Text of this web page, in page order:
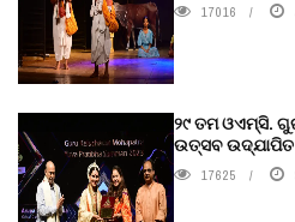
17016
୨୯ ତମ ଓଏମ୍‌ସି.
ଉତ୍ସବ ଉଦ୍‍ଯାପିତ
17625